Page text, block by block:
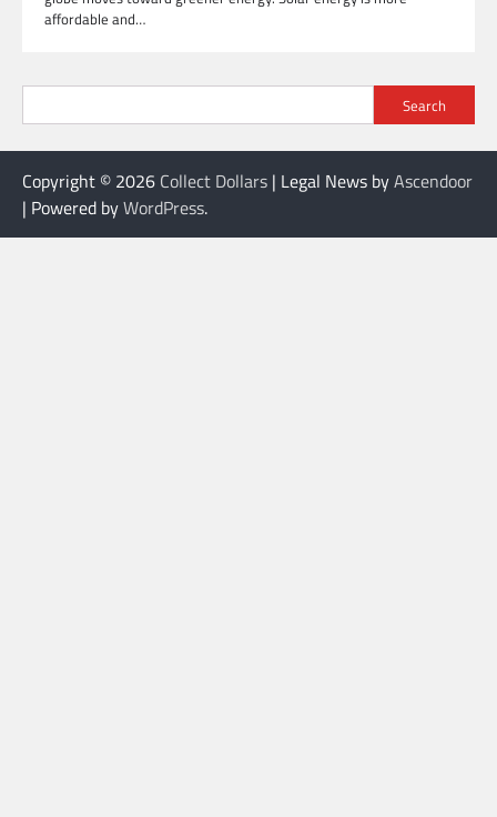
affordable and…
Search
Copyright © 2026 Collect Dollars | Legal News byAscendoor
| Powered byWordPress.